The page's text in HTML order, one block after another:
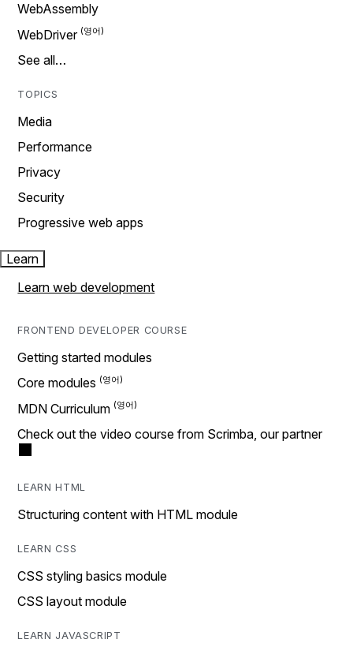
WebAssembly
WebDriver
See all…
TOPICS
Media
Performance
Privacy
Security
Progressive web apps
Learn
Learn web development
FRONTEND DEVELOPER COURSE
Getting started modules
Core modules
MDN Curriculum
Check out the video course from Scrimba, our partner
LEARN HTML
Structuring content with HTML module
LEARN CSS
CSS styling basics module
CSS layout module
LEARN JAVASCRIPT